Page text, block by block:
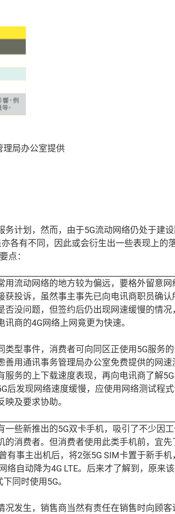
理局办公室提供
务计划，然而，由于5G流动网络仍处于建
各有不同，因此或会衍生出一些表现上的
点：
用流动网络的地方较为偏远，要格外留意
获投诉，虽然事主事先已向电讯商职员确
否没问题，但签约后仍出现网速缓慢的情
讯商的4G网络上网竟更为快速。
类型事件，消费者可向同区正使用5G服务
善用通讯事务管理局办公室免费提供的网
服务的上下载速度表现，再向电讯商了解
后发现网络速度缓慢，应使用网络测试程
及要求协助。
一些新推出的5G双卡手机，吸引了不少因
的消费者。但消费者使用此类手机前，宜
有事主出机后，将2张5G SIM卡置于新手
络自动降为4G LTE。后来才了解到，原来
同时使用5G。
况发生，销售商当然有责任在销售时向顾